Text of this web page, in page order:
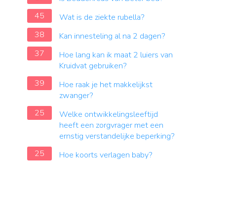
45
Wat is de ziekte rubella?
38
Kan innesteling al na 2 dagen?
37
Hoe lang kan ik maat 2 luiers van
Kruidvat gebruiken?
39
Hoe raak je het makkelijkst
zwanger?
25
Welke ontwikkelingsleeftijd
heeft een zorgvrager met een
ernstig verstandelijke beperking?
25
Hoe koorts verlagen baby?